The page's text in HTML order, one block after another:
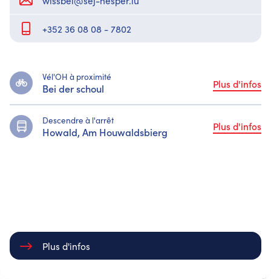
+352 36 08 08 - 7802
Vél'OH à proximité
Bei der schoul Plus d'infos
Descendre à l'arrêt
Howald, Am Houwaldsbierg Plus d'infos
Plus d'infos